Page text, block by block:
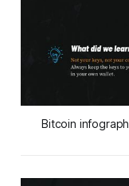
Bitcoin